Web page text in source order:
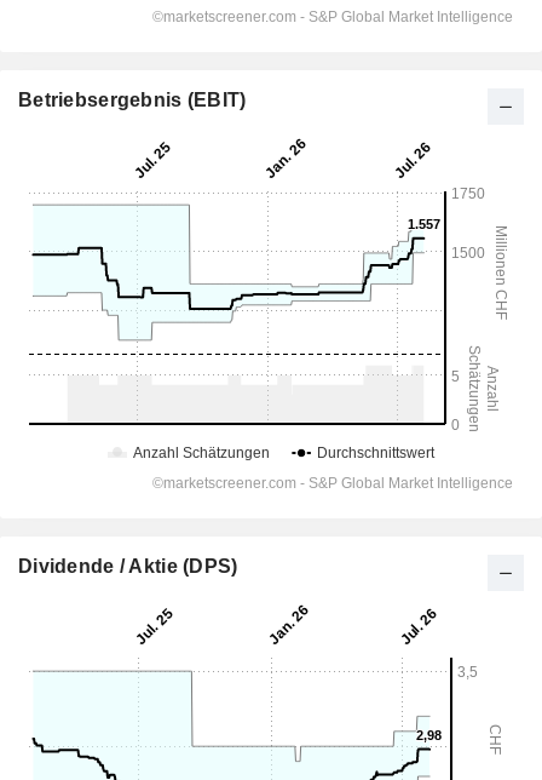
Betriebsergebnis (EBIT)
Dividende / Aktie (DPS)